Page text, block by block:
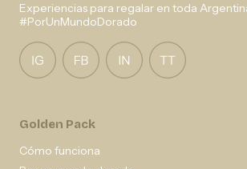
Experiencias para regalar en toda
#PorUnMundoDorado
Golden Pack
Cómo funciona